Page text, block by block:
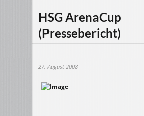
HSG ArenaCup
(Pressebericht)
27. August 2008